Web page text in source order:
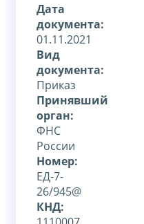
Дата
документа:
01.11.2021
Вид
документа:
Приказ
Принявший
орган:
ФНС
России
Номер:
ЕД-7-
26/945@
КНД: